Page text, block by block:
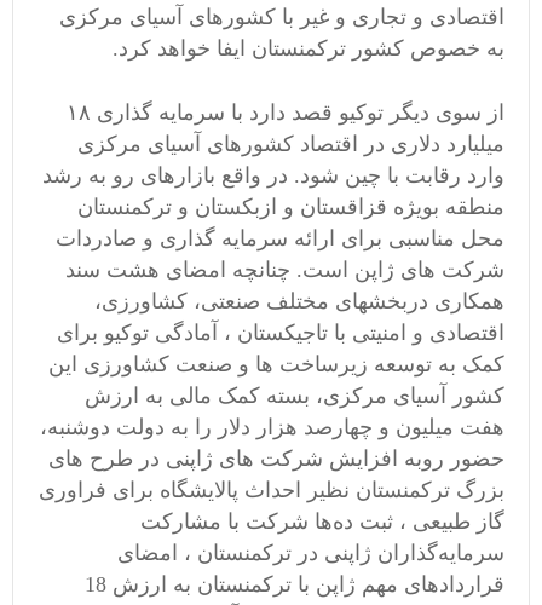
اقتصادی و تجاری و غیر با کشورهای آسیای مرکزی
به خصوص کشور ترکمنستان ایفا خواهد کرد.
از سوی دیگر توکیو قصد دارد با سرمایه گذاری ۱۸
میلیارد دلاری در اقتصاد کشورهای آسیای مرکزی
وارد رقابت با چین شود. در واقع بازارهای رو به رشد
منطقه بویژه قزاقستان و ازبکستان و ترکمنستان
محل مناسبی برای ارائه سرمایه گذاری و صادردات
شرکت های ژاپن است. چنانچه امضای هشت سند
همکاری دربخشهای مختلف صنعتی، کشاورزی،
اقتصادی و امنیتی با تاجیکستان ، آمادگی توکیو برای
کمک به توسعه زیرساخت ها و صنعت کشاورزی این
کشور آسیای مرکزی، بسته کمک مالی به ارزش
هفت میلیون و چهارصد هزار دلار را به دولت دوشنبه،
حضور روبه افزایش شرکت های ژاپنی در طرح های
بزرگ ترکمنستان نظیر احداث پالایشگاه برای فراوری
گاز طبیعی ، ثبت ده‌ها شرکت با مشارکت
سرمایه‌گذاران ژاپنی در ترکمنستان ، امضای
قراردادهای مهم ژاپن با ترکمنستان به ارزش 18